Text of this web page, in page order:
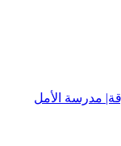
مدرسة الأمل